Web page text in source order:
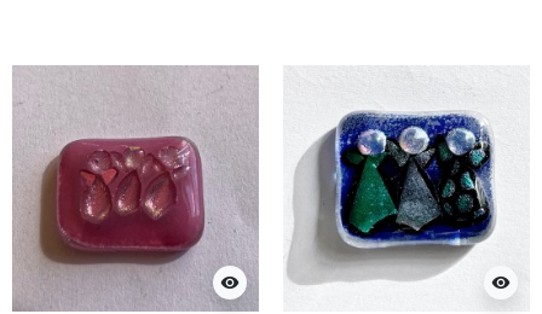
visibility visibility